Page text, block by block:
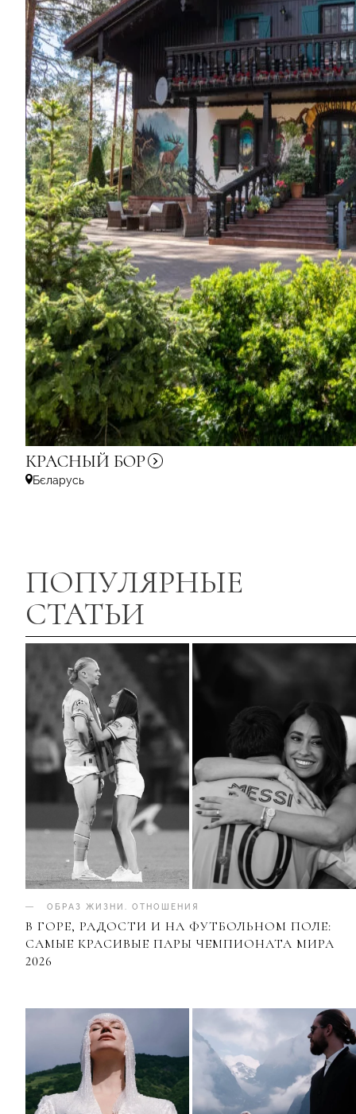
КРАСНЫЙ БОР
Бєларусь
ПОПУЛЯРНЫЕ
СТАТЬИ
ОБРАЗ ЖИЗНИ ОТНОШЕНИЯ
В ГОРЕ, РАДОСТИ И НА ФУТБОЛЬНОМ ПОЛЕ:
САМЫЕ КРАСИВЫЕ ПАРЫ ЧЕМПИОНАТА МИРА
2026